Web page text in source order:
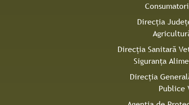
Direcţia
Direcţia Sanitară
Siguranţa
Direcţia
Publice